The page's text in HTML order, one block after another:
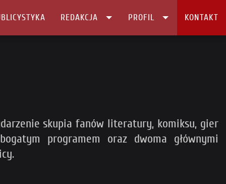
REDAKCJA PROFIL KONTAKT
skupia fanów literatury, komiksu, gier
programem oraz dwoma głównymi